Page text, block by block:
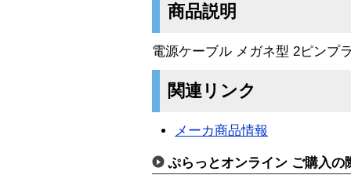
商品説明
電源ケーブル メガネ型 2ピンプ
関連リンク
メーカ商品情報
ぷらっとオンライン ご購入の